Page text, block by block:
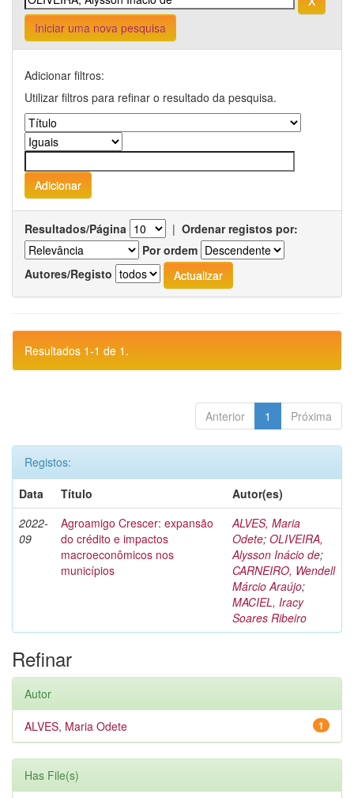
Iniciar uma nova pesquisa
Adicionar filtros:
Utilizar filtros para refinar o resultado da pesquisa.
Resultados/Página | Ordenar registos por:
Por ordem
Autores/Registo
Resultados 1-1 de 1.
Anterior 1 Próxima
Registos:
Data
Título
Autor(es)
2022-
09
Agroamigo Crescer: expansão
do crédito e impactos
macroeconômicos nos
municípios
ALVES, Maria
Odete; OLIVEIRA,
Alysson Inácio de;
CARNEIRO, Wendell
Márcio Araújo;
MACIEL, Iracy
Soares Ribeiro
Refinar
Autor
1
ALVES, Maria Odete
Has File(s)